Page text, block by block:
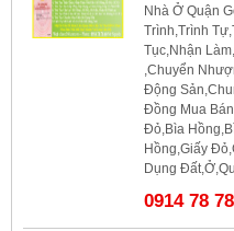
Nhà Ở Quận
Trình,Trình
Tục,Nhận
,Chuyển
Động
Đồng Mua
Đỏ,Bìa
Hồng,Giấy
Dụng
0914 78